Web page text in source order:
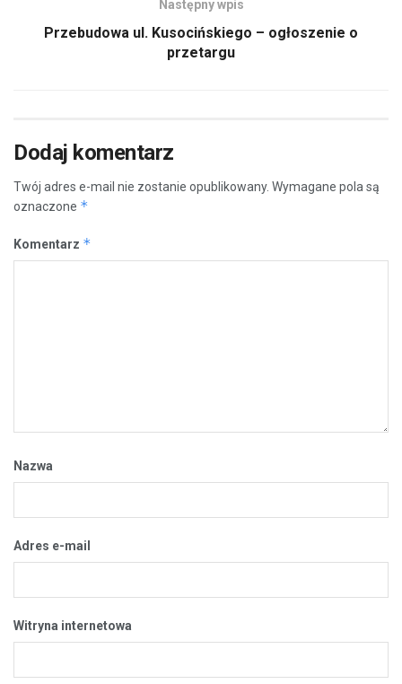
Następny wpis
Przebudowa ul. Kusocińskiego – ogłoszenie o
przetargu
Dodaj komentarz
Twój adres e-mail nie zostanie opublikowany. Wymagane pola są
oznaczone *
Komentarz *
Nazwa
Adres e-mail
Witryna internetowa